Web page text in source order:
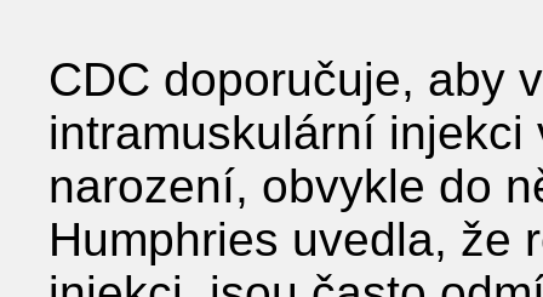
CDC doporučuje, aby
intramuskulární injekci
narození, obvykle do
Humphries uvedla, že